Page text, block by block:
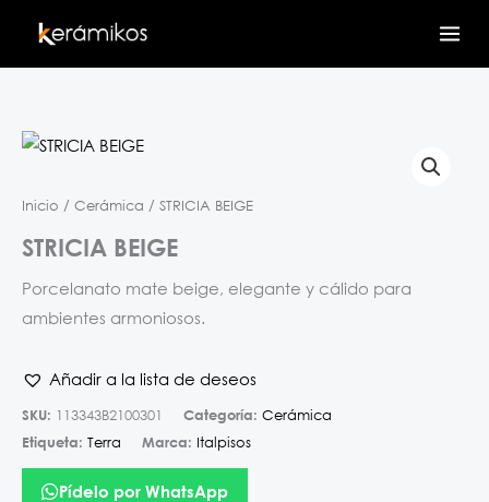
contenido
Inicio / Cerámica / STRICIA BEIGE
STRICIA BEIGE
Porcelanato mate beige, elegante y cálido para
ambientes armoniosos.
Añadir a la lista de deseos
SKU: 113343B2100301 Categoría: Cerámica
Etiqueta: Terra Marca: Italpisos
Pídelo por WhatsApp